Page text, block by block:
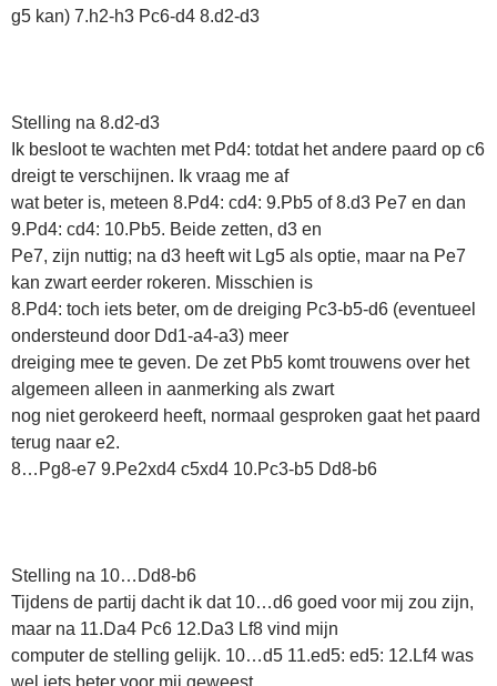
g5 kan) 7.h2-h3 Pc6-d4 8.d2-d3
Stelling na 8.d2-d3
Ik besloot te wachten met Pd4: totdat het andere paard op c6
dreigt te verschijnen. Ik vraag me af
wat beter is, meteen 8.Pd4: cd4: 9.Pb5 of 8.d3 Pe7 en dan
9.Pd4: cd4: 10.Pb5. Beide zetten, d3 en
Pe7, zijn nuttig; na d3 heeft wit Lg5 als optie, maar na Pe7
kan zwart eerder rokeren. Misschien is
8.Pd4: toch iets beter, om de dreiging Pc3-b5-d6 (eventueel
ondersteund door Dd1-a4-a3) meer
dreiging mee te geven. De zet Pb5 komt trouwens over het
algemeen alleen in aanmerking als zwart
nog niet gerokeerd heeft, normaal gesproken gaat het paard
terug naar e2.
8…Pg8-e7 9.Pe2xd4 c5xd4 10.Pc3-b5 Dd8-b6
Stelling na 10…Dd8-b6
Tijdens de partij dacht ik dat 10…d6 goed voor mij zou zijn,
maar na 11.Da4 Pc6 12.Da3 Lf8 vind mijn
computer de stelling gelijk. 10…d5 11.ed5: ed5: 12.Lf4 was
wel iets beter voor mij geweest.